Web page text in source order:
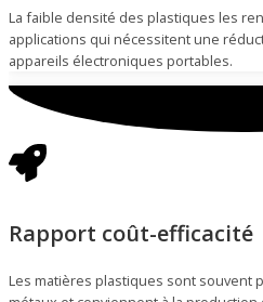
La faible densité des plastiques les
applications qui nécessitent une
appareils électroniques portables.
Rapport coût-efficacité
Les matières plastiques sont souvent